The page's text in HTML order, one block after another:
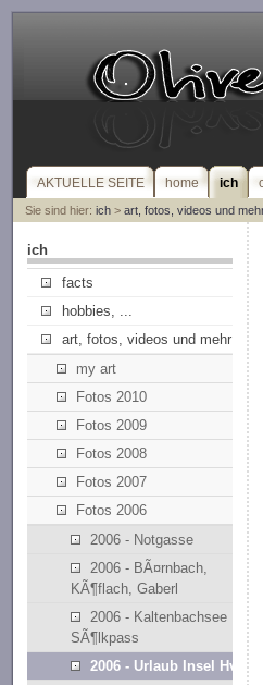
AKTUELLE SEITE home ich
Sie sind hier: ich> art, fotos, videos und
ich
facts
hobbies, ...
art, fotos, videos und mehr
my art
Fotos 2010
Fotos 2009
Fotos 2008
Fotos 2007
Fotos 2006
2006 - Notgasse
2006 - BÃ¤rnbach,
KÃ¶flach, Gaberl
2006 - Kaltenbachsee
SÃ¶lkpass
2006 - Urlaub Insel Hvar